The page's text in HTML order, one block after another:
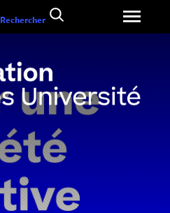
au
Rechercher